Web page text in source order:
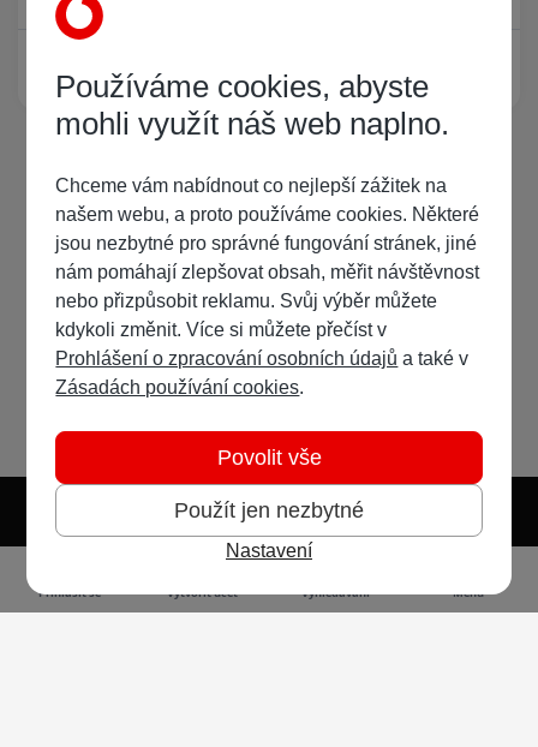
Žádný registrovaný uživatel si neprohlíží tuto stránku
Světlý režim Předvolba systému
Přihlásit se Vytvořit účet Vyhledávání Menu
Používáme cookies, abyste
mohli využít náš web naplno.
Chceme vám nabídnout co nejlepší zážitek na
našem webu, a proto používáme cookies. Některé
jsou nezbytné pro správné fungování stránek, jiné
nám pomáhají zlepšovat obsah, měřit návštěvnost
nebo přizpůsobit reklamu. Svůj výběr můžete
kdykoli změnit. Více si můžete přečíst v
Prohlášení o zpracování osobních údajů a také v
Zásadách používání cookies.
Použít jen nezbytné
Povolit vše
Nastavení